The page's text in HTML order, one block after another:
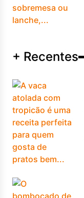
+ Recentes